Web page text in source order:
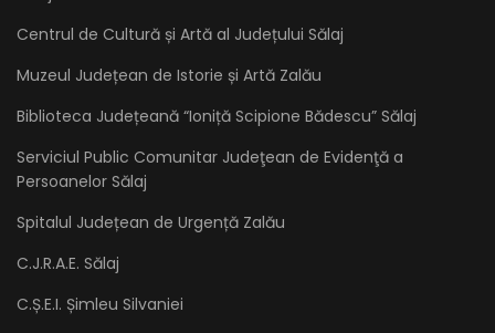
Centrul de Cultură și Artă al Județului Sălaj
Muzeul Județean de Istorie și Artă Zalău
Biblioteca Județeană “Ioniță Scipione Bădescu” Sălaj
Serviciul Public Comunitar Judeţean de Evidenţă a
Persoanelor Sălaj
Spitalul Județean de Urgență Zalău
C.J.R.A.E. Sălaj
C.Ș.E.I. Șimleu Silvaniei